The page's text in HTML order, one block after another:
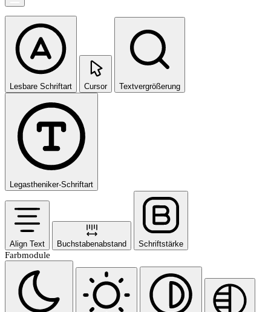
Lesbare Schriftart Cursor Textvergrößerung
Legastheniker-Schriftart
Align Text Buchstabenabstand Schriftstärke
Farbmodule